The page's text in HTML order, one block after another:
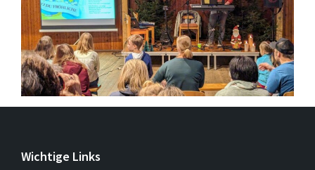
Wichtige Links